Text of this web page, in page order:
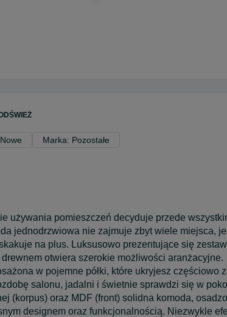
Marka: Pozostałe
używania pomieszczeń decyduje przede
jednodrzwiowa nie zajmuje zbyt wiele miejsca,
na plus. Luksusowo prezentujące się
otwiera szerokie możliwości aranżacyjne.
w pojemne półki, które ukryjesz częściowo
salonu, jadalni i świetnie sprawdzi się w
(korpus) oraz MDF (front) solidna komoda,
designem oraz funkcjonalnością. Niezwykle